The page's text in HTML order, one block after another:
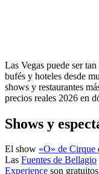
Las Vegas puede ser
bufés y hoteles desde
shows y restaurantes
precios reales 2026 en
Shows y
El show «O» de Cirque
Las Fuentes de Bellagio
Experience son